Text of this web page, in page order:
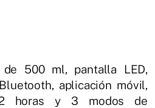
de 500 ml, pantalla LED,
aplicación móvil,
horas y 3 modos de